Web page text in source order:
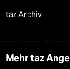
taz Archiv
Mehr taz